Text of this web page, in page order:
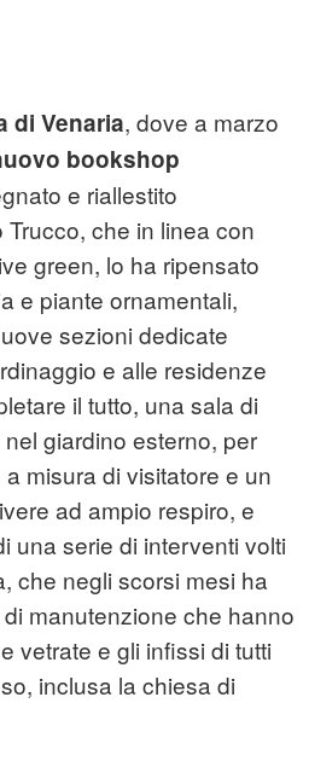
di Venaria, dove a marzo
bookshop
e riallestito
Trucco, che in linea con
green, lo ha ripensato
e piante ornamentali,
sezioni dedicate
e alle residenze
il tutto, una sala di
giardino esterno, per
a misura di visitatore e un
ad ampio respiro, e
una serie di interventi volti
che negli scorsi mesi ha
manutenzione che hanno
vetrate e gli infissi di tutti
inclusa la chiesa di